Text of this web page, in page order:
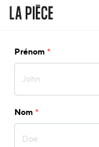
Prénom
Nom